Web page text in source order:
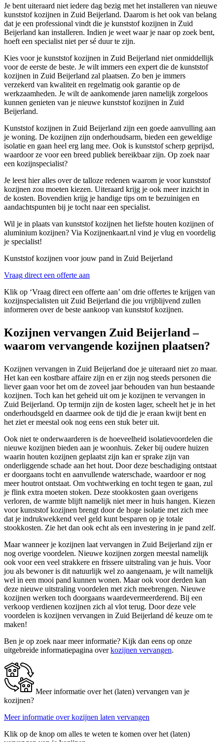
Je bent uiteraard niet iedere dag bezig met het installeren van nieuwe
kunststof kozijnen in Zuid Beijerland. Daarom is het ook van belang
dat je een professional vindt die je kunststof kozijnen in Zuid
Beijerland kan installeren. Indien je weet waar je naar op zoek bent,
hoeft een specialist niet per sé duur te zijn.
Kies voor je kunststof kozijnen in Zuid Beijerland niet onmiddellijk
voor de eerste de beste. Je wilt immers een expert die de kunststof
kozijnen in Zuid Beijerland zal plaatsen. Zo ben je immers
verzekerd van kwaliteit en regelmatig ook garantie op de
werkzaamheden. Je wilt de aankomende jaren namelijk zorgeloos
kunnen genieten van je nieuwe kunststof kozijnen in Zuid
Beijerland.
Kunststof kozijnen in Zuid Beijerland zijn een goede aanvulling aan
je woning. De kozijnen zijn onderhoudsarm, bieden een geweldige
isolatie en gaan heel erg lang mee. Ook is kunststof scherp geprijsd,
waardoor ze voor een breed publiek bereikbaar zijn. Op zoek naar
een kozijnspecialist?
Je leest hier alles over de talloze redenen waarom je voor kunststof
kozijnen zou moeten kiezen. Uiteraard krijg je ook meer inzicht in
de kosten. Bovendien krijg je handige tips om te bezuinigen en
aandachtspunten bij je tocht naar een specialist.
Wil je in plaats van kunststof kozijnen het liefste houten kozijnen of
aluminium kozijnen? Via Kozijnenkaart.nl vind je vlug en voordelig
je specialist!
Kunststof kozijnen voor jouw pand in Zuid Beijerland
Vraag direct een offerte aan
Klik op ‘Vraag direct een offerte aan’ om drie offertes te krijgen van
kozijnspecialisten uit Zuid Beijerland die jou vrijblijvend zullen
informeren over de beste aankoop van kunststof kozijnen.
Kozijnen vervangen Zuid Beijerland –
waarom vervangende kozijnen plaatsen?
Kozijnen vervangen in Zuid Beijerland doe je uiteraard niet zo maar.
Het kan een kostbare affaire zijn en er zijn nog steeds personen die
liever gaan voor het om de zoveel jaar behouden van hun bestaande
kozijnen. Toch kan het geheid uit om je kozijnen te vervangen in
Zuid Beijerland. Op termijn zijn de kosten lager, scheelt het je in het
onderhoudsgeld en daarmee ook de tijd die je eraan kwijt bent en
het ziet er meestal ook nog eens een stuk beter uit.
Ook niet te onderwaarderen is de hoeveelheid isolatievoordelen die
nieuwe kozijnen bieden aan je woonhuis. Zeker bij oudere huizen
waarin houten kozijnen geplaatst zijn kan er sprake zijn van
onderliggende schade aan het hout. Door deze beschadiging ontstaat
er doorgaans tocht en aanvullende waterschade, waardoor er nog
meer houtrot ontstaat. Om vochtwerking en tocht tegen te gaan, zul
je flink extra moeten stoken. Deze stookkosten gaan overigens
verloren, de warmte blijft namelijk niet meer in huis hangen. Kiezen
voor kunststof kozijnen brengt door de hoge isolatie met zich mee
dat je indrukwekkend veel geld kunt besparen op je totale
stookkosten. Zie het dan ook echt als een investering in je pand zelf.
Maar wanneer je kozijnen laat vervangen in Zuid Beijerland zijn er
nog overige voordelen. Nieuwe kozijnen zorgen meestal namelijk
ook voor een veel strakkere en frissere uitstraling van je huis. Voor
jou als bewoner is dit natuurlijk wel zo aangenaam, je wilt namelijk
wel in een mooi pand kunnen wonen. Maar ook voor derden kan
deze nieuwe uitstraling voordelen met zich meebrengen. Nieuwe
kozijnen werken toch doorgaans waardevermeerderend. Bij een
verkoop verdienen kozijnen zich al vlot terug. Door deze vele
voordelen is kozijnen vervangen in Zuid Beijerland dé keuze om te
maken!
Ben je op zoek naar meer informatie? Kijk dan eens op onze
uitgebreide informatiepagina overkozijnen vervangen.
Meer informatie over het (laten) vervangen van je
kozijnen?
Meer informatie over kozijnen laten vervangen
Klik op de knop om alles te weten te komen over het (laten)